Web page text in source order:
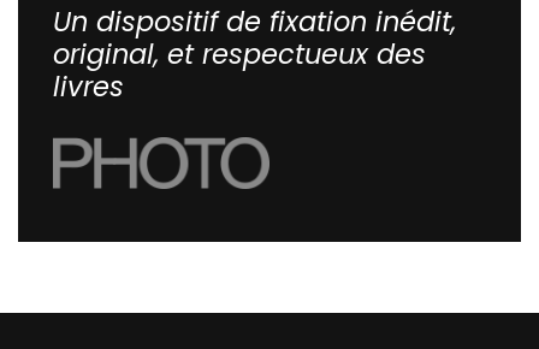
Un dispositif de fixation inédit,
original, et respectueux des
livres